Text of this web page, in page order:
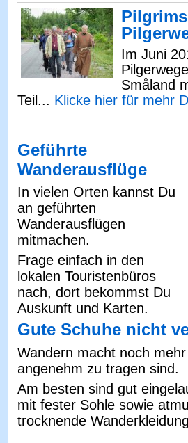
Im Juni
Småland
Teil... Klicke hier für mehr
Geführte
Wanderausflüge
In vielen Orten kannst Du
an geführten
Wanderausflügen
mitmachen.
Frage einfach in den
lokalen Touristenbüros
nach, dort bekommst Du
Auskunft und Karten.
Gute Schuhe nicht
Wandern macht noch
angenehm zu tragen sind.
Am besten sind gut
mit fester Sohle sowie
trocknende